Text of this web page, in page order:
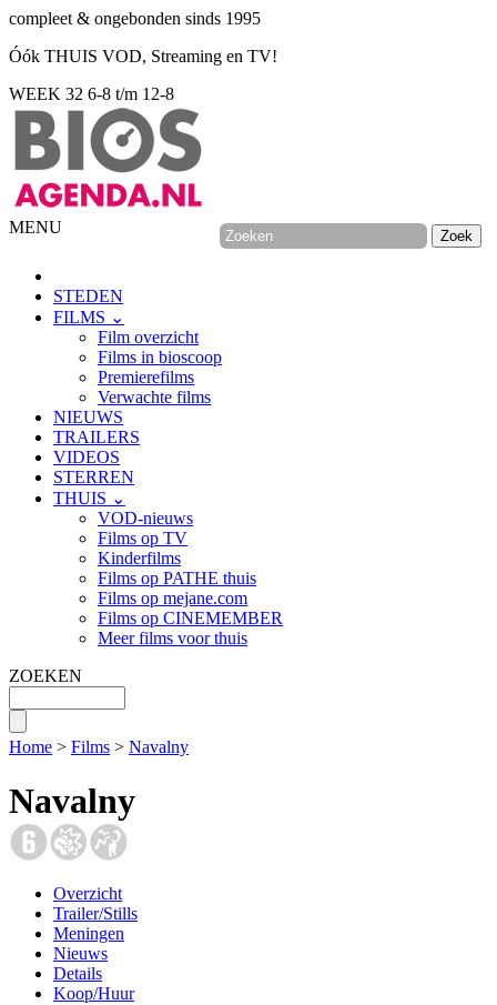
compleet & ongebonden sinds 1995
Óók THUIS VOD, Streaming en TV!
WEEK 32 6-8 t/m 12-8
MENU
STEDEN
FILMS ⌄
Film overzicht
Films in bioscoop
Premierefilms
Verwachte films
NIEUWS
TRAILERS
VIDEOS
STERREN
THUIS ⌄
VOD-nieuws
Films op TV
Kinderfilms
Films op PATHE thuis
Films op mejane.com
Films op CINEMEMBER
Meer films voor thuis
ZOEKEN
Home > Films > Navalny
Navalny
Overzicht
Trailer/Stills
Meningen
Nieuws
Details
Koop/Huur